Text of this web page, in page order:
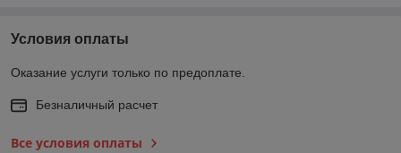
Условия оплаты
Оказание услуги только по предоплате.
Безналичный расчет
Все условия оплаты